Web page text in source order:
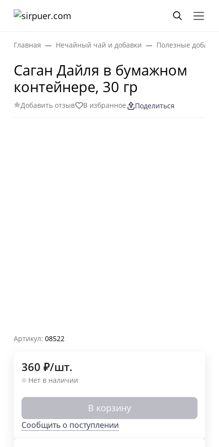
Главная Нечайный чай и добавки Полезные
Саган Дайля в бумажном
контейнере, 30 гр
Добавить отзыв В избранное Поделиться
Артикул: 08522
360 ₽/шт.
Нет в наличии
В корзину
Сообщить о поступлении